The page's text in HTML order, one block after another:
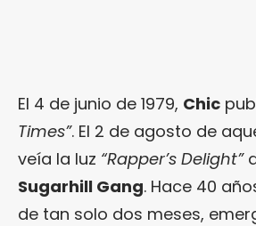
El 4 de junio de 1979, Chic
Times”. El 2 de agosto de
veía la luz “Rapper’s Delight”
Sugarhill Gang. Hace 40
de tan solo dos meses,